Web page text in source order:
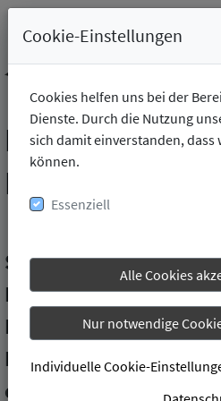
Balance
Hannoversch
Sie möchten
Balance
Münden für Sie eine
Mitgliedschaft hat?
einfach ein
Cookie-Einstellungen
Cookies helfen uns bei der
Dienste. Durch die Nutzung
sich damit einverstanden, dass
können.
Essenziell
Alle Cookies
Nur notwendige
Individuelle Cookie-